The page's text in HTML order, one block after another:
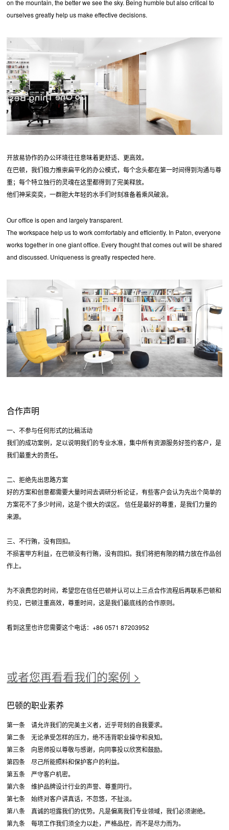
on the mountain, the better we see the sky. Being humble but also critical to
ourselves greatly help us make effective decisions.
开放易协作的办公环境往往意味着更舒适、更高效。
在巴顿，我们极力推崇扁平化的办公模式，每个念头都在第一时间得到沟通与尊
重；每个特立独行的灵魂在这里都得到了完美释放。
他们神采奕奕，一群胆大年轻的水手们时刻准备着乘风破浪。
Our office is open and largely transparent.
The workspace help us to work comfortably and efficiently. In Paton, everyone
works together in one giant office. Every thought that comes out will be shared
and discussed. Uniqueness is greatly respected here.
合作声明
一、不参与任何形式的比稿活动
我们的成功案例，足以说明我们的专业水准，集中所有资源服务好签约客户，是
我们最重大的责任。
二、拒绝先出思路方案
好的方案和创意都需要大量时间去调研分析论证，有些客户会认为先出个简单的
方案花不了多少时间，这是个很大的误区。 信任是最好的尊重，是我们力量的
来源。
三、不行贿，没有回扣。
不损害甲方利益，在巴顿没有行贿，没有回扣。我们将把有限的精力放在作品创
作上。
为不浪费您的时间，希望您在信任巴顿并认可以上三点合作流程后再联系巴顿和
约见，巴顿注重高效，尊重时间，这是我们最底线的合作原则。
看到这里也许您需要这个电话：+86 0571 87203952
或者您再看看我们的案例 >
巴顿的职业素养
第一条 请允许我们的完美主义者，近乎苛刻的自我要求。
第二条 无论承受怎样的压力，绝不违背职业操守和良知。
第三条 向恩师投以尊敬与感谢，向同事投以欣赏和鼓励。
第四条 尽己所能照料和保护客户的利益。
第五条 严守客户机密。
第六条 维护品牌设计行业的声誉、尊重同行。
第七条 始终对客户讲真话，不忽悠，不扯淡。
第八条 真诚的坦露我们的优势。凡是偏离我们专业领域，我们必须谢绝。
第九条 每项工作我们须全力以赴，严格品控，而不是尽力而为。